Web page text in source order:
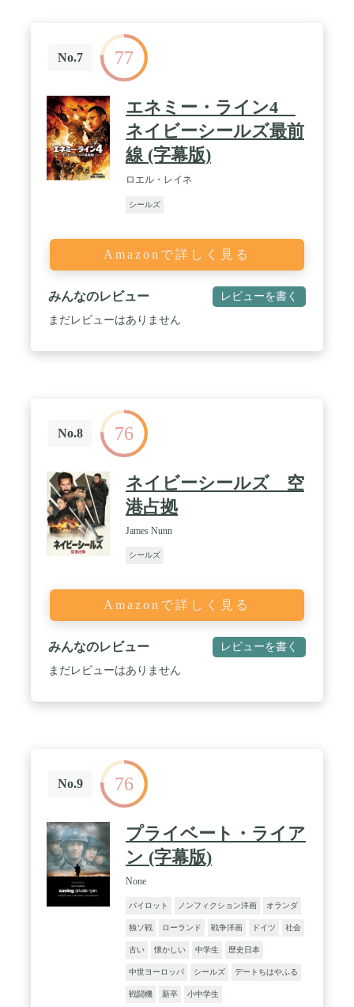
No.7 77
エネミー・ライン4
ネイビーシールズ最前
線 (字幕版)
ロエル・レイネ
シールズ
Amazonで詳しく見る
みんなのレビュー レビューを書く
まだレビューはありません
No.8 76
ネイビーシールズ 空
港占拠
James Nunn
シールズ
Amazonで詳しく見る
みんなのレビュー レビューを書く
まだレビューはありません
No.9 76
プライベート・ライア
ン (字幕版)
None
パイロット ノンフィクション洋画 オランダ
独ソ戦 ローランド 戦争洋画 ドイツ 社会
古い 懐かしい 中学生 歴史日本
中世ヨーロッパ シールズ デートちはやふる
戦闘機 新卒 小中学生